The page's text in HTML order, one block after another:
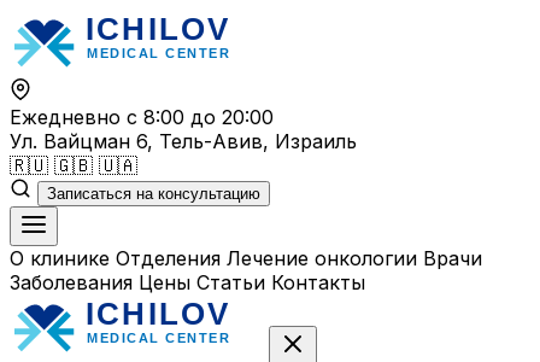
Перейти
к
содержимому
Ежедневно с 8:00 до 20:00
Ул. Вайцман 6, Тель-Авив, Израиль
🇷🇺 🇬🇧 🇺🇦
Записаться на консультацию
О клинике Отделения Лечение онкологии Врачи
Заболевания Цены Статьи Контакты